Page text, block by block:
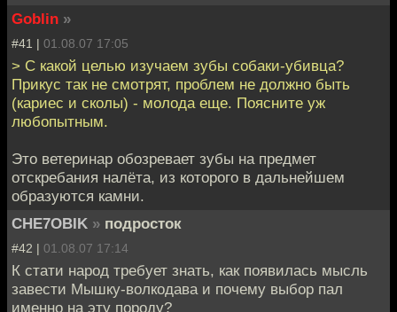
Goblin »
#41 | 01.08.07 17:05
> С какой целью изучаем зубы собаки-убивца?
Прикус так не смотрят, проблем не должно быть
(кариес и сколы) - молода еще. Поясните уж
любопытным.
Это ветеринар обозревает зубы на предмет
отскребания налёта, из которого в дальнейшем
образуются камни.
CHE7OBIK » подросток
#42 | 01.08.07 17:14
К стати народ требует знать, как появилась мысль
завести Мышку-волкодава и почему выбор пал
именно на эту породу?